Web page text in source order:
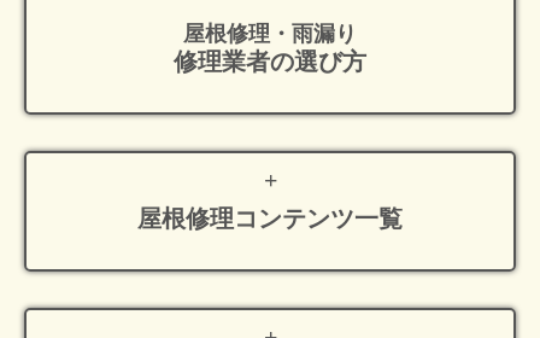
屋根修理・雨漏り
修理業者の選び方
屋根修理コンテンツ一覧